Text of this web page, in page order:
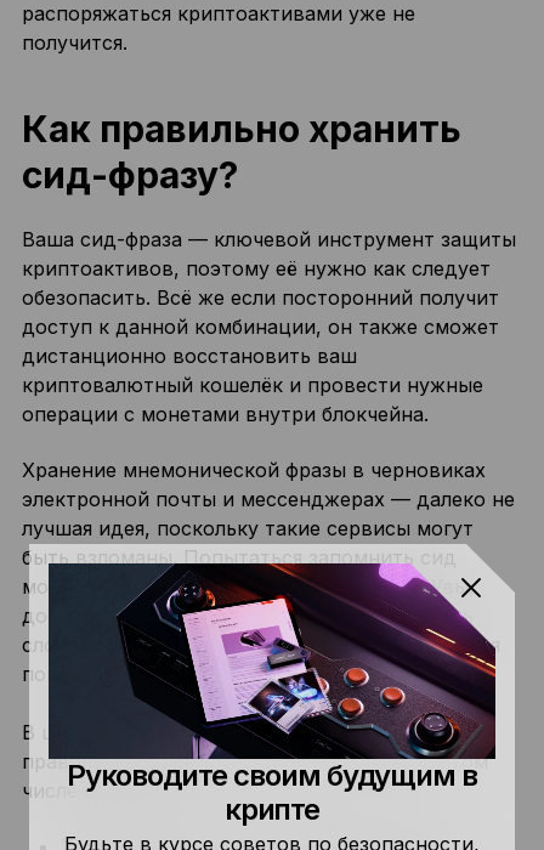
распоряжаться криптоактивами уже не
получится.
Как правильно хранить
сид-фразу?
Ваша сид-фраза — ключевой инструмент защиты
криптоактивов, поэтому её нужно как следует
обезопасить. Всё же если посторонний получит
доступ к данной комбинации, он также сможет
дистанционно восстановить ваш
криптовалютный кошелёк и провести нужные
операции с монетами внутри блокчейна.
Хранение мнемонической фразы в черновиках
электронной почты и мессенджерах — далеко не
лучшая идея, поскольку такие сервисы могут
быть взломаны. Попытаться запомнить сид
можно, однако и здесь есть свои риски. Увы,
достаточно забыть одно слово или поменять
слова местами — и с криптоактивами придётся
попрощаться.
В целом существует несколько вариантов
правильного хранения сид-фразы. К ним в том
числе относятся:
Руководите своим будущим в
крипте
Будьте в курсе советов по безопасности,